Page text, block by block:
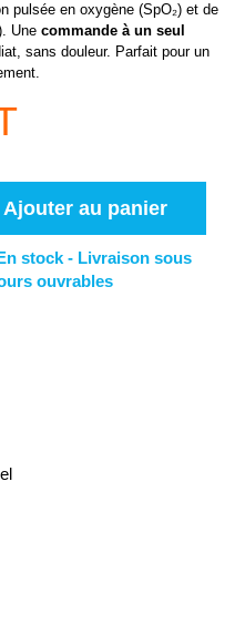
pulsée en oxygène (SpO₂) et de
Une commande à un seul
sans douleur. Parfait pour un
Ajouter au panier
stock - Livraison sous
ouvrables